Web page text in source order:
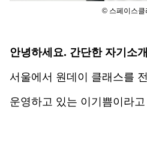
© 스페이스클
안녕하세요. 간단한 자기소
서울에서 원데이 클래스를
운영하고 있는 이기쁨이라